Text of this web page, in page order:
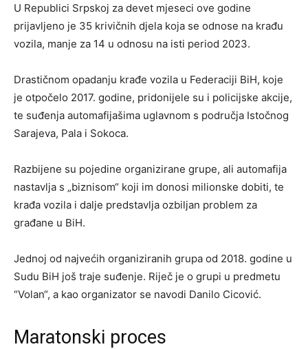
U Republici Srpskoj za devet mjeseci ove godine
prijavljeno je 35 krivičnih djela koja se odnose na krađu
vozila, manje za 14 u odnosu na isti period 2023.
Drastičnom opadanju krađe vozila u Federaciji BiH, koje
je otpočelo 2017. godine, pridonijele su i policijske akcije,
te suđenja automafijašima uglavnom s područja Istočnog
Sarajeva, Pala i Sokoca.
Razbijene su pojedine organizirane grupe, ali automafija
nastavlja s „biznisom“ koji im donosi milionske dobiti, te
krađa vozila i dalje predstavlja ozbiljan problem za
građane u BiH.
Jednoj od najvećih organiziranih grupa od 2018. godine u
Sudu BiH još traje suđenje. Riječ je o grupi u predmetu
“Volan“, a kao organizator se navodi Danilo Cicović.
Maratonski proces